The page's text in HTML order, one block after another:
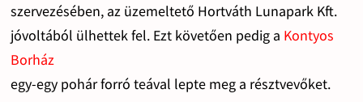
szervezésében, az üzemeltető Hortváth Lunapark Kft.
jóvoltából ülhettek fel. Ezt követően pedig a Kontyos
Borház
egy-egy pohár forró teával lepte meg a résztvevőket.